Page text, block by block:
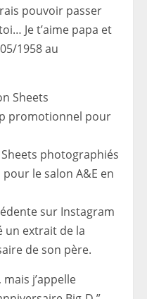
pouvoir passer
Je t’aime papa et
1958 au
photographiés
le salon A&E en
sur Instagram
un extrait de la
de son père.
mais j’appelle